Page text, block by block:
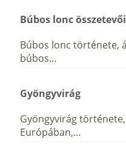
Búbos lonc
Búbos lonc története,
búbos…
Gyöngyvirág
Gyöngyvirág
Európában,…